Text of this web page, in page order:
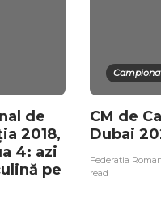
de
2018,
4: azi
pe
CM de
Dubai
Federatia
read